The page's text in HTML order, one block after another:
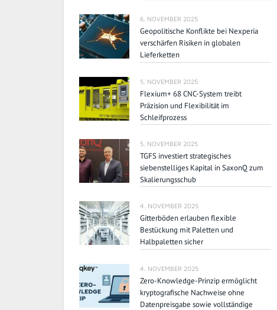
6. NOVEMBER 2025
Geopolitische Konflikte bei Nexperia
verschärfen Risiken in globalen
Lieferketten
5. NOVEMBER 2025
Flexium+ 68 CNC-System treibt
Präzision und Flexibilität im
Schleifprozess
5. NOVEMBER 2025
TGFS investiert strategisches
siebenstelliges Kapital in SaxonQ zum
Skalierungsschub
4. NOVEMBER 2025
Gitterböden erlauben flexible
Bestückung mit Paletten und
Halbpaletten sicher
4. NOVEMBER 2025
Zero-Knowledge-Prinzip ermöglicht
kryptografische Nachweise ohne
Datenpreisgabe sowie vollständige